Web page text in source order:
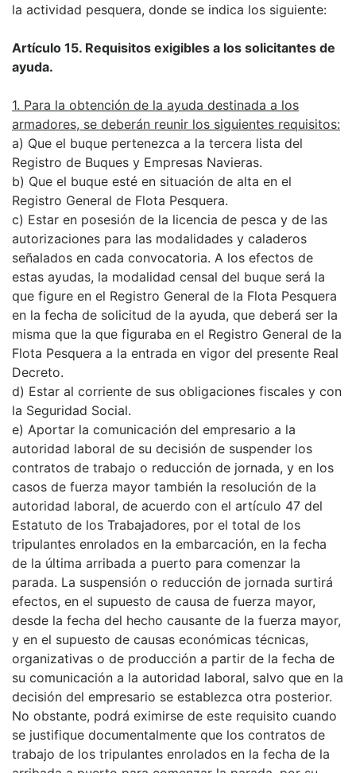
la actividad pesquera, donde se indica los siguiente:
Artículo 15. Requisitos exigibles a los solicitantes de
ayuda.
1. Para la obtención de la ayuda destinada a los
armadores, se deberán reunir los siguientes requisitos:
a) Que el buque pertenezca a la tercera lista del
Registro de Buques y Empresas Navieras.
b) Que el buque esté en situación de alta en el
Registro General de Flota Pesquera.
c) Estar en posesión de la licencia de pesca y de las
autorizaciones para las modalidades y caladeros
señalados en cada convocatoria. A los efectos de
estas ayudas, la modalidad censal del buque será la
que figure en el Registro General de la Flota Pesquera
en la fecha de solicitud de la ayuda, que deberá ser la
misma que la que figuraba en el Registro General de la
Flota Pesquera a la entrada en vigor del presente Real
Decreto.
d) Estar al corriente de sus obligaciones fiscales y con
la Seguridad Social.
e) Aportar la comunicación del empresario a la
autoridad laboral de su decisión de suspender los
contratos de trabajo o reducción de jornada, y en los
casos de fuerza mayor también la resolución de la
autoridad laboral, de acuerdo con el artículo 47 del
Estatuto de los Trabajadores, por el total de los
tripulantes enrolados en la embarcación, en la fecha
de la última arribada a puerto para comenzar la
parada. La suspensión o reducción de jornada surtirá
efectos, en el supuesto de causa de fuerza mayor,
desde la fecha del hecho causante de la fuerza mayor,
y en el supuesto de causas económicas técnicas,
organizativas o de producción a partir de la fecha de
su comunicación a la autoridad laboral, salvo que en la
decisión del empresario se establezca otra posterior.
No obstante, podrá eximirse de este requisito cuando
se justifique documentalmente que los contratos de
trabajo de los tripulantes enrolados en la fecha de la